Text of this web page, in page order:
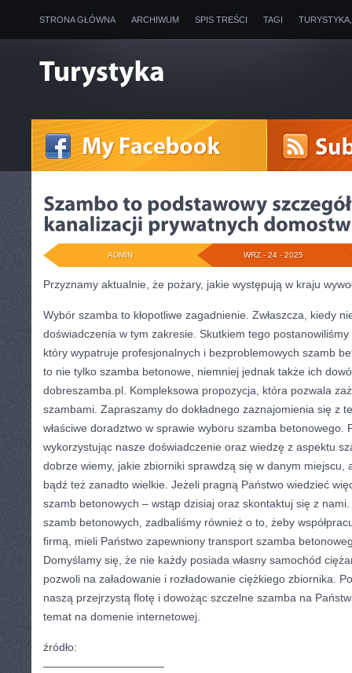
STRONA GŁÓWNA ARCHIWUM SPIS TREŚCI TAGI
WRZ - 24 - 2025
ADMIN
Przyznamy aktualnie, że pożary, jakie występują w kraju
Wybór szamba to kłopotliwe zagadnienie. Zwłaszcza, kiedy
doświadczenia w tym zakresie. Skutkiem tego
który wypatruje profesjonalnych i bezproblemowych szamb
to nie tylko szamba betonowe, niemniej jednak także ich
dobreszamba.pl. Kompleksowa propozycja, która pozwala
szambami. Zapraszamy do dokładnego zaznajomienia się z
właściwe doradztwo w sprawie wyboru szamba betonowego.
wykorzystując nasze doświadczenie oraz wiedzę z aspektu
dobrze wiemy, jakie zbiorniki sprawdzą się w danym miejscu,
bądź też zanadto wielkie. Jeżeli pragną Państwo wiedzieć
szamb betonowych – wstąp dzisiaj oraz skontaktuj się z
szamb betonowych, zadbaliśmy również o to, żeby
firmą, mieli Państwo zapewniony transport szamba
Domyślamy się, że nie każdy posiada własny samochód
pozwoli na załadowanie i rozładowanie ciężkiego zbiornika.
naszą przejrzystą flotę i dowożąc szczelne szamba na
temat na domenie internetowej.
źródło:
———————————